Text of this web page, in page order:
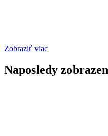
Zobraziť viac
Naposledy